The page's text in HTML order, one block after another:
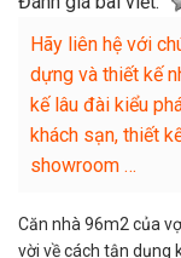
Hãy liên hệ với
dựng và thiết kế
kế lâu đài kiểu
khách sạn, thiết
showroom …
Căn nhà 96m2 của
vời về cách tận dụng